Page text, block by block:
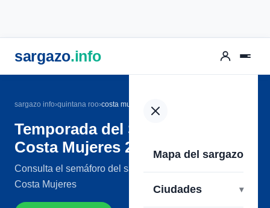
sargazo.info
Mapa del sargazo
Ciudades
sargazo info›quintana roo›costa mujeres
Temporada del Sargazo en
Costa Mujeres 2026
Consulta el semáforo del sargazo en las playas de
Costa Mujeres